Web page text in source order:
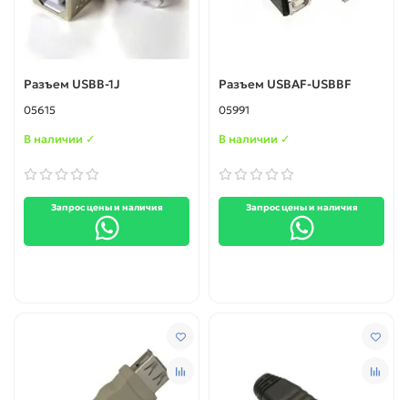
Разъем USBB-1J
05615
В наличии ✓
Запрос цены и наличия
Разъем USBAF-USBBF
05991
В наличии ✓
Запрос цены и наличия